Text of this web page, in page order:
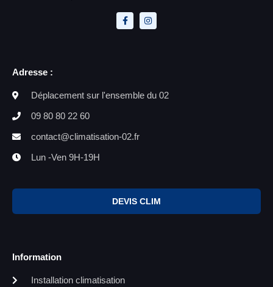
Adresse :
Déplacement sur l'ensemble du 02
09 80 80 22 60
contact@climatisation-02.fr
Lun -Ven 9H-19H
DEVIS CLIM
Information
Installation climatisation